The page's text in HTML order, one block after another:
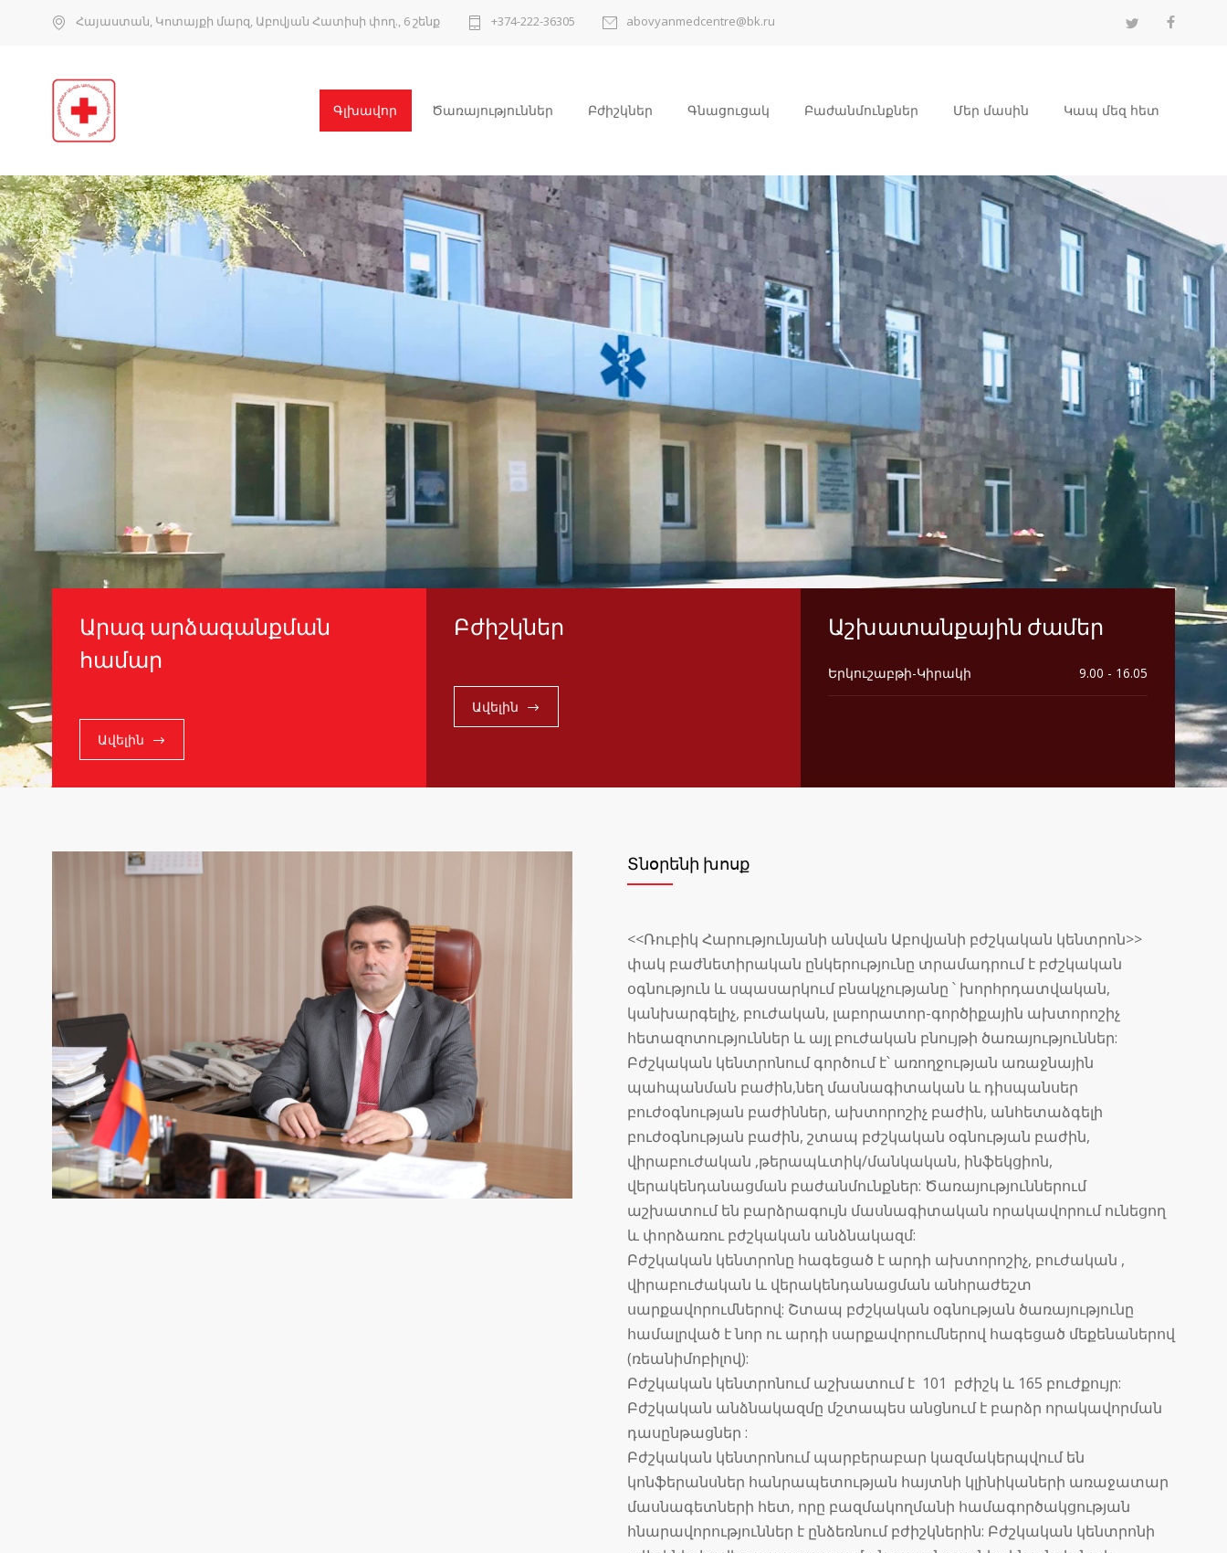
Հայաստան, Կոտայքի մարզ, Աբովյան Հատիսի փող., 6 շենք +374-222-36305 abovyanmedcentre@bk.ru
Գլխավոր Ծառայություններ Բժիշկներ Գնացուցակ Բաժանմունքներ Մեր մասին Կապ մեզ հետ
Արագ արձագանքման
համար
Ավելին
Բժիշկներ
Ավելին
Աշխատանքային ժամեր
Երկուշաբթի-Կիրակի 9.00 - 16.05
Տնօրենի խոսք
<<Ռուբիկ Հարությունյանի անվան Աբովյանի բժշկական կենտրոն>>
փակ բաժնետիրական ընկերությունը տրամադրում է բժշկական
օգնություն և սպասարկում բնակչությանը ՝ խորհրդատվական,
կանխարգելիչ, բուժական, լաբորատոր-գործիքային ախտորոշիչ
հետազոտություններ և այլ բուժական բնույթի ծառայություններ:
Բժշկական կենտրոնում գործում է՝ առողջության առաջնային
պահպանման բաժին,նեղ մասնագիտական և դիսպանսեր
բուժօգնության բաժիններ, ախտորոշիչ բաժին, անհետաձգելի
բուժօգնության բաժին, շտապ բժշկական օգնության բաժին,
վիրաբուժական ,թերապևտիկ/մանկական, ինֆեկցիոն,
վերակենդանացման բաժանմունքներ: Ծառայություններում
աշխատում են բարձրագույն մասնագիտական որակավորում ունեցող
և փորձառու բժշկական անձնակազմ:
Բժշկական կենտրոնը հագեցած է արդի ախտորոշիչ, բուժական ,
վիրաբուժական և վերակենդանացման անհրաժեշտ
սարքավորումներով: Շտապ բժշկական օգնության ծառայությունը
համալրված է նոր ու արդի սարքավորումներով հագեցած մեքենաներով
(ռեանիմոբիլով):
Բժշկական կենտրոնում աշխատում է 101 բժիշկ և 165 բուժքույր:
Բժշկական անձնակազմը մշտապես անցնում է բարձր որակավորման
դասընթացներ :
Բժշկական կենտրոնում պարբերաբար կազմակերպվում են
կոնֆերանսներ հանրապետության հայտնի կլինիկաների առաջատար
մասնագետների հետ, որը բազմակողմանի համագործակցության
հնարավորություններ է ընձեռնում բժիշկներին: Բժշկական կենտրոնի